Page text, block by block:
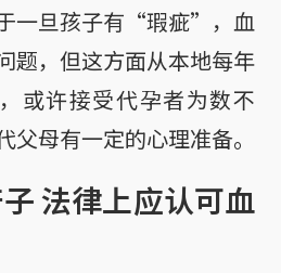
一旦孩子有“瑕疵”，血
题，但这方面从本地每年
或许接受代孕者为数不
父母有一定的心理准备。
法律上应认可血